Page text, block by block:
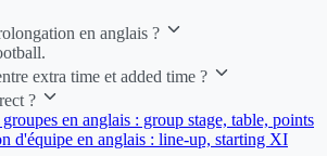
en anglais ?
extra time et added time ?
?
groupes en anglais : group stage, table, points
d'équipe en anglais : line-up, starting XI